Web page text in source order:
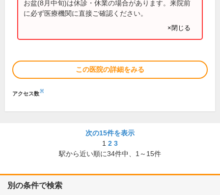
お盆(8月中旬)は休診・休業の場合があります。来院前
に必ず医療機関に直接ご確認ください。
×閉じる
この医院の詳細をみる
アクセス数※
次の15件を表示
1 2 3
駅から近い順に34件中、 1～15件
別の条件で検索